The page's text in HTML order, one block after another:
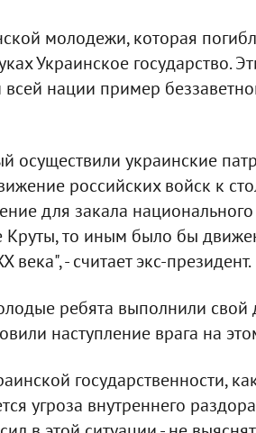
молодежи, которая
Украинское государство.
нации пример
осуществили украинские
российских войск к
для закала
Круты, то иным было бы
- считает экс-президент.
ребята выполнили свой
наступление врага на
государственности,
угроза внутреннего